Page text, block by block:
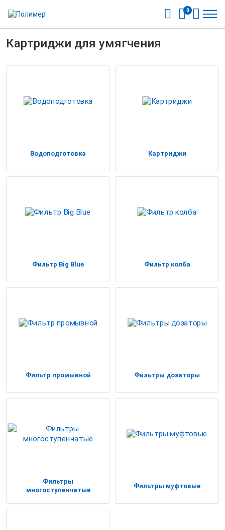
0
Картриджи для умягчения
Водоподготовка Картриджи
Фильтр Big Blue Фильтр колба
Фильтр промывной Фильтры дозаторы
Фильтры
многоступенчатые
Фильтры муфтовые